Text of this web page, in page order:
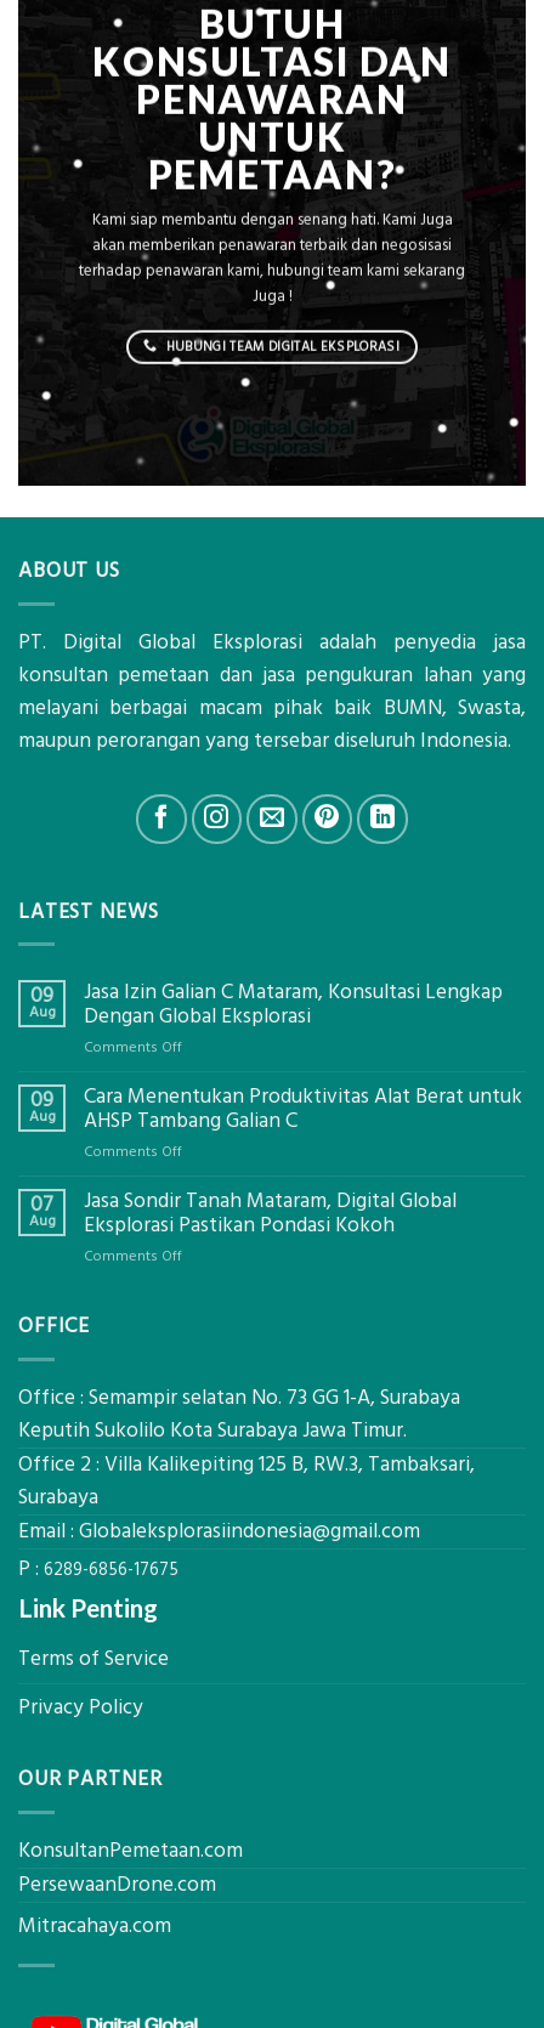
BUTUH
KONSULTASI DAN
PENAWARAN
UNTUK
PEMETAAN?
Kami siap membantu dengan senang hati. Kami Juga
akan memberikan penawaran terbaik dan negosisasi
terhadap penawaran kami, hubungi team kami sekarang
Juga !
HUBUNGI TEAM DIGITAL EKSPLORASI
ABOUT US
PT. Digital Global Eksplorasi adalah penyedia jasa
konsultan pemetaan dan jasa pengukuran lahan yang
melayani berbagai macam pihak baik BUMN, Swasta,
maupun perorangan yang tersebar diseluruh Indonesia.
LATEST NEWS
09
Aug
Jasa Izin Galian C Mataram, Konsultasi Lengkap
Dengan Global Eksplorasi
Comments Offon
Izin
Galian
Lengkap
Dengan
Global
09
Aug
Cara Menentukan Produktivitas Alat Berat untuk
AHSP Tambang Galian C
Comments Offon
Menentukan
Produktivitas
07
Aug
Jasa Sondir Tanah Mataram, Digital Global
Eksplorasi Pastikan Pondasi Kokoh
Comments Offon
Global
Pastikan
Pondasi
OFFICE
Office : Semampir selatan No. 73 GG 1-A, Surabaya
Keputih Sukolilo Kota Surabaya Jawa Timur.
Office 2 : Villa Kalikepiting 125 B, RW.3, Tambaksari,
Surabaya
Email : Globaleksplorasiindonesia@gmail.com
P : 6289-6856-17675
Link Penting
Terms of Service
Privacy Policy
OUR PARTNER
KonsultanPemetaan.com
PersewaanDrone.com
Mitracahaya.com